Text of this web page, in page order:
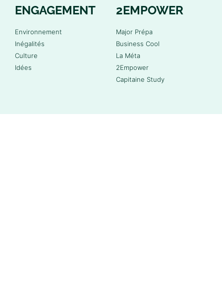
ENGAGEMENT
Environnement
Inégalités
Culture
Idées
2EMPOWER
Major Prépa
Business Cool
La Méta
2Empower
Capitaine Study